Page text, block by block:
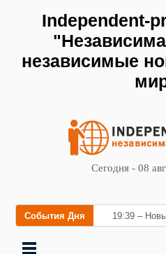
Independent-
независимые
Сегодня - 08
События Дня 19:39 –